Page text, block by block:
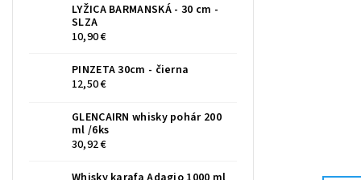
LYŽICA BARMANSKÁ - 30 cm -
SLZA
10,90 €
PINZETA 30cm - čierna
12,50 €
GLENCAIRN whisky pohár 200
ml /6ks
30,92 €